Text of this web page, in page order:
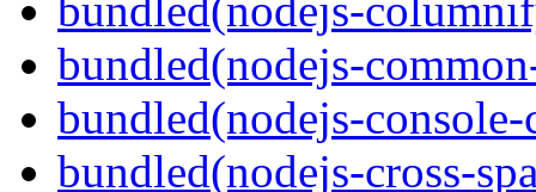
bundled(nodejs-
bundled(nodejs-
bundled(nodejs-cross-